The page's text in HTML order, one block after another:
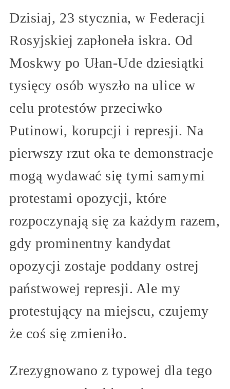
Dzisiaj, 23 stycznia, w Federacji
Rosyjskiej zapłoneła iskra. Od
Moskwy po Ułan-Ude dziesiątki
tysięcy osób wyszło na ulice w
celu protestów przeciwko
Putinowi, korupcji i represji. Na
pierwszy rzut oka te demonstracje
mogą wydawać się tymi samymi
protestami opozycji, które
rozpoczynają się za każdym razem,
gdy prominentny kandydat
opozycji zostaje poddany ostrej
państwowej represji. Ale my
protestujący na miejscu, czujemy
że coś się zmieniło.
Zrezygnowano z typowej dla tego